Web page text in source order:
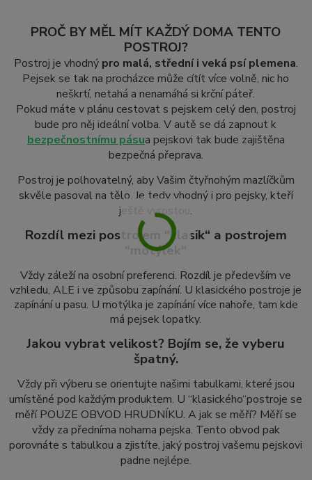
PROČ BY MĚL MÍT KAŽDÝ DOMA TENTO
POSTROJ?
Postroj je vhodný pro malá, střední i veká psí plemena.
Pejsek se tak na procházce může cítít více volně, nic ho
neškrtí, netahá a nenamáhá si krční páteř.
Pokud máte v plánu cestovat s pejskem celý den, postroj
bude pro něj ideální volba. V autě se dá zapnout k
bezpečnostnímu pásua pejskovi tak bude zajištěna
bezpečná přeprava.
Postroj je polhovatelný, aby Vašim čtyřnohým mazlíčkům
skvěle pasoval na tělo. Je tedy vhodný i pro pejsky, kteří
ještě vyrostou.
Rozdíl mezi postrojem “klasik“ a postrojem
“motýlek“
Vždy záleží na osobní preferenci. Rozdíl je především ve
vzhledu, ALE i ve způsobu zapínání. U klasického postroje je
zapínání u pasu. U motýlka je zapínání více nahoře, tam kde
má pejsek lopatky.
Jakou vybrat velikost? Bojím se, že vyberu
špatný.
Vždy při výberu se orientujte našimi tabulkami, které jsou
umístěné pod každým produktem. U “klasického“postroje se
měří POUZE OBVOD HRUDNÍKU. A jak se měří? Měří se
vždy za předníma nohama pejska. Tento obvod pak
porovnáte s tabulkou a zjistíte, jaký postroj vašemu pejskovi
padne nejlépe.